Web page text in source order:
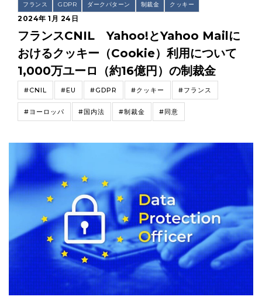
フランス GDPR ダークパターン 制裁金 クッキー
2024年 1月 24日
フランスCNIL Yahoo!とYahoo Mailに
おけるクッキー（Cookie）利用について
1,000万ユーロ（約16億円）の制裁金
#CNIL #EU #GDPR #クッキー #フランス
#ヨーロッパ #国内法 #制裁金 #同意